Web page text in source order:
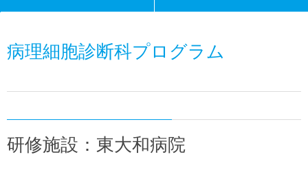
病理細胞診断科プログラム
研修施設：東大和病院